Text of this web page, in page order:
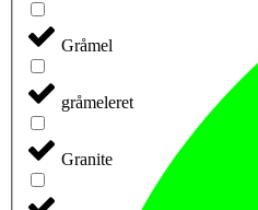
Gråmel
gråmeleret
Granite